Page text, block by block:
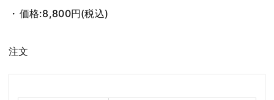
価格:8,800円(税込)
注文